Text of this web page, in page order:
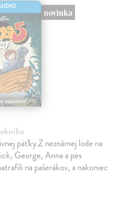
novinka
päťky.Z neznámej lode na
George, Anna a pes
na pašerákov, a nakoniec